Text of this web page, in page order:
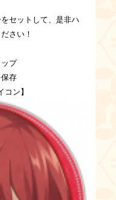
セットして、是非ハ
さい！
プ
存
コン】